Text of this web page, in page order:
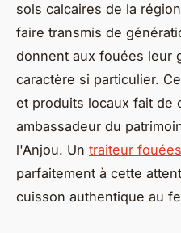
sols calcaires de la
faire transmis de
donnent aux fouées leur
caractère si particulier.
et produits locaux fait de
ambassadeur du
l'Anjou. Un traiteur fouées
parfaitement à cette
cuisson authentique au